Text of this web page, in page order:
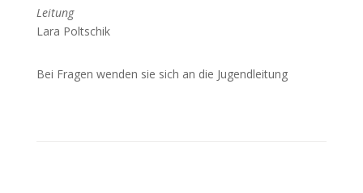
Leitung
Lara Poltschik
Bei Fragen wenden sie sich an die Jugendleitung